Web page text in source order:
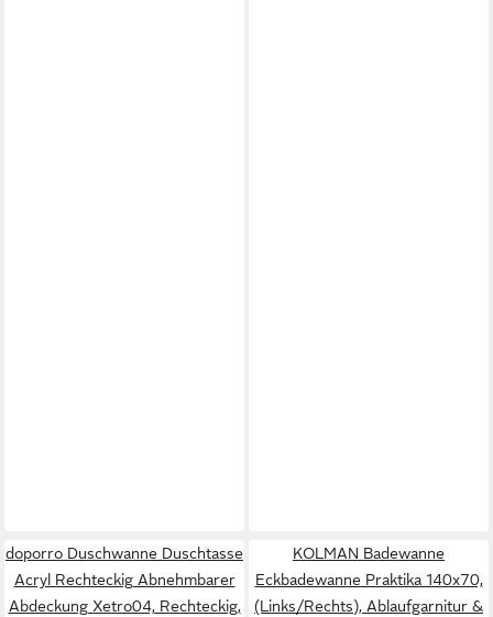
doporro Duschwanne Duschtasse
Acryl Rechteckig Abnehmbarer
Abdeckung Xetro04, Rechteckig,
KOLMAN Badewanne
Eckbadewanne Praktika 140x70,
(Links/Rechts), Ablaufgarnitur &